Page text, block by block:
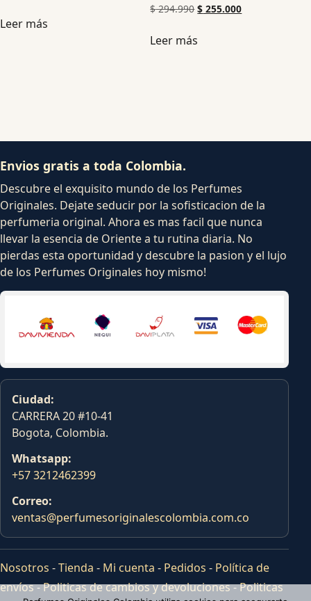
Leer más
$294.990 $ 255.000
Leer más
Envios gratis a toda Colombia.
Descubre el exquisito mundo de los Perfumes
Originales. Dejate seducir por la sofisticacion de la
perfumeria original. Ahora es mas facil que nunca
llevar la esencia de Oriente a tu rutina diaria. No
pierdas esta oportunidad y descubre la pasion y el lujo
de los Perfumes Originales hoy mismo!
Ciudad:
CARRERA 20 #10-41
Bogota, Colombia.
Whatsapp:
+57 3212462399
Correo:
ventas@perfumesoriginalescolombia.com.co
Nosotros -Tienda - Mi cuenta - Pedidos - Política de
envíos-Politicas de cambios y devoluciones-Politicas